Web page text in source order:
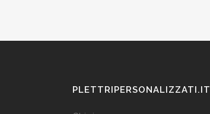
PLETTRIPERSONALIZZATI.IT